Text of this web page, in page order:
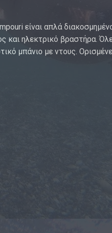
είναι απλά
και ηλεκτρικό βραστήρα.
μπάνιο με ντους.